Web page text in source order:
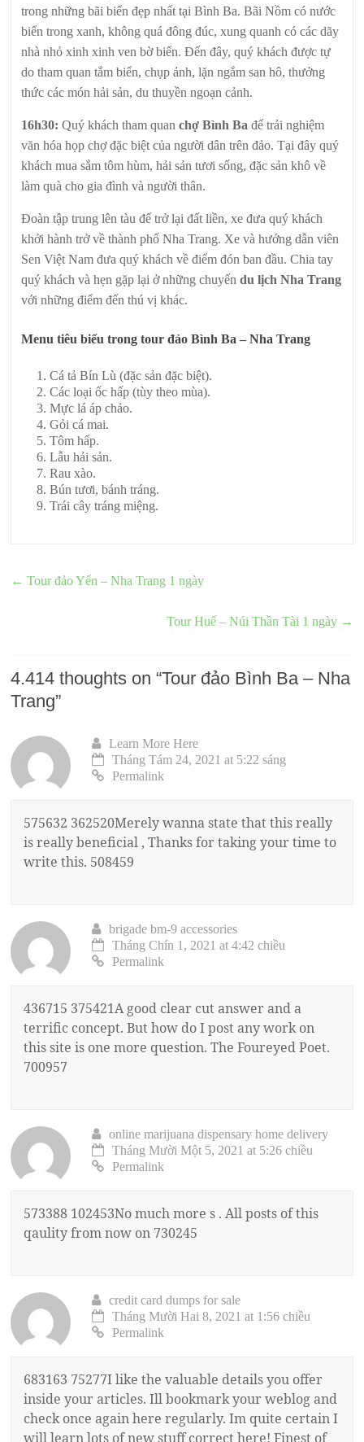
trong những bãi biển đẹp nhất tại Bình Ba. Bãi Nồm có nước
biển trong xanh, không quá đông đúc, xung quanh có các dãy
nhà nhỏ xinh xinh ven bờ biển. Đến đây, quý khách được tự
do tham quan tắm biển, chụp ảnh, lặn ngắm san hô, thưởng
thức các món hải sản, du thuyền ngoạn cảnh.
16h30: Quý khách tham quanchợ Bình Ba để trải nghiệm
văn hóa họp chợ đặc biệt của người dân trên đảo. Tại đây quý
khách mua sắm tôm hùm, hải sản tươi sống, đặc sản khô về
làm quà cho gia đình và người thân.
Đoàn tập trung lên tàu để trở lại đất liền, xe đưa quý khách
khởi hành trở về thành phố Nha Trang. Xe và hướng dẫn viên
Sen Việt Nam đưa quý khách về điểm đón ban đầu. Chia tay
quý khách và hẹn gặp lại ở những chuyếndu lịch Nha Trang
với những điểm đến thú vị khác.
Menu tiêu biểu trong tour đảo Bình Ba – Nha Trang
Cá tả Bín Lù (đặc sản đặc biệt).
Các loại ốc hấp (tùy theo mùa).
Mực lá áp chảo.
Gỏi cá mai.
Tôm hấp.
Lẫu hải sản.
Rau xào.
Bún tươi, bánh tráng.
Trái cây tráng miệng.
← Tour đảo Yến – Nha Trang 1 ngày
Tour Huế – Núi Thần Tài 1 ngày →
4.414 thoughts on “Tour đảo Bình Ba – Nha
Trang”
Learn More Here
Tháng Tám 24, 2021 at 5:22 sáng
Permalink
575632 362520Merely wanna state that this really
is really beneficial , Thanks for taking your time to
write this. 508459
brigade bm-9 accessories
Tháng Chín 1, 2021 at 4:42 chiều
Permalink
436715 375421A good clear cut answer and a
terrific concept. But how do I post any work on
this site is one more question. The Foureyed Poet.
700957
online marijuana dispensary home delivery
Tháng Mười Một 5, 2021 at 5:26 chiều
Permalink
573388 102453No much more s . All posts of this
qaulity from now on 730245
credit card dumps for sale
Tháng Mười Hai 8, 2021 at 1:56 chiều
Permalink
683163 75277I like the valuable details you offer
inside your articles. Ill bookmark your weblog and
check once again here regularly. Im quite certain I
will learn lots of new stuff correct here! Finest of